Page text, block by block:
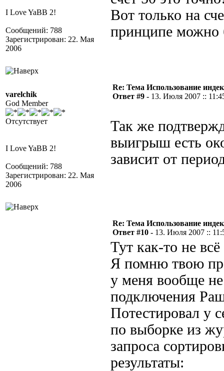
I Love YaBB 2!
Сообщений: 788
Зарегистрирован: 22. Мая
2006
Вот только на
принципе можно
varelchik
God Member
Отсутствует
I Love YaBB 2!
Сообщений: 788
Зарегистрирован: 22. Мая
2006
Re: Тема Использование
Ответ #9 - 13. Июля 2007 ::
Так же
выигрыш есть
зависит от
Re: Тема Использование
Ответ #10 - 13. Июля 2007 ::
Тут как-то не
Я помню твою
у меня вообще не
подключения
Потестировал у
по выборке из
запроса
результаты: